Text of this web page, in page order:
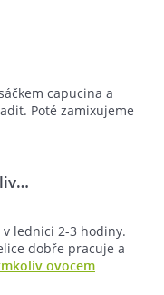
capucina a
Poté zamixujeme
lednici 2-3 hodiny.
dobře pracuje a
ovocem